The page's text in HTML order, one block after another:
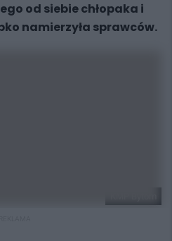
od siebie chłopaka i
namierzyła sprawców.